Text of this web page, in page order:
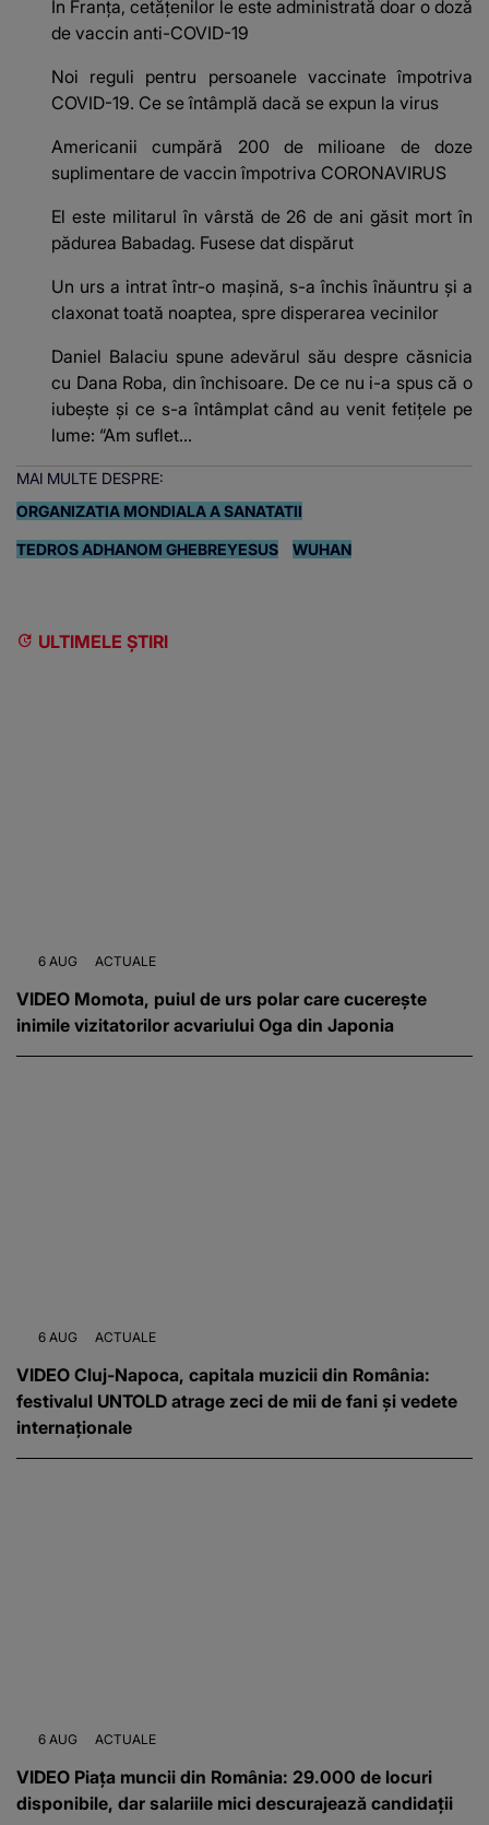
În Franța, cetățenilor le este administrată doar o doză
de vaccin anti-COVID-19
Noi reguli pentru persoanele vaccinate împotriva
COVID-19. Ce se întâmplă dacă se expun la virus
Americanii cumpără 200 de milioane de doze
suplimentare de vaccin împotriva CORONAVIRUS
El este militarul în vârstă de 26 de ani găsit mort în
pădurea Babadag. Fusese dat dispărut
Un urs a intrat într-o mașină, s-a închis înăuntru și a
claxonat toată noaptea, spre disperarea vecinilor
Daniel Balaciu spune adevărul său despre căsnicia
cu Dana Roba, din închisoare. De ce nu i-a spus că o
iubește și ce s-a întâmplat când au venit fetițele pe
lume: “Am suflet...
MAI MULTE DESPRE:
ORGANIZATIA MONDIALA A SANATATII
TEDROS ADHANOM GHEBREYESUS WUHAN
ULTIMELE ȘTIRI
6 AUG ACTUALE
VIDEO Momota, puiul de urs polar care cucerește
inimile vizitatorilor acvariului Oga din Japonia
6 AUG ACTUALE
VIDEO Cluj-Napoca, capitala muzicii din România:
festivalul UNTOLD atrage zeci de mii de fani și vedete
internaționale
6 AUG ACTUALE
VIDEO Piața muncii din România: 29.000 de locuri
disponibile, dar salariile mici descurajează candidații